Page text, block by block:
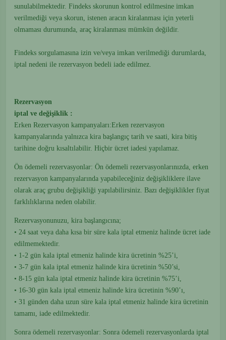
sunulabilmektedir. Findeks skorunun kontrol edilmesine imkan
verilmediği veya skorun, istenen aracın kiralanması için yeterli
olmaması durumunda, araç kiralanması mümkün değildir.
Findeks sorgulamasına izin ve/veya imkan verilmediği durumlarda,
iptal nedeni ile rezervasyon bedeli iade edilmez.
Rezervasyon
iptal ve değişiklik :
Erken Rezervasyon kampanyaları:Erken rezervasyon
kampanyalarında yalnızca kira başlangıç tarih ve saati, kira bitiş
tarihine doğru kısaltılabilir. Hiçbir ücret iadesi yapılamaz.
Ön ödemeli rezervasyonlar: Ön ödemeli rezervasyonlarınızda, erken
rezervasyon kampanyalarında yapabileceğiniz değişikliklere ilave
olarak araç grubu değişikliği yapılabilirsiniz. Bazı değişiklikler fiyat
farklılıklarına neden olabilir.
Rezervasyonunuzu, kira başlangıcına;
• 24 saat veya daha kısa bir süre kala iptal etmeniz halinde ücret iade
edilmemektedir.
• 1-2 gün kala iptal etmeniz halinde kira ücretinin %25’i,
• 3-7 gün kala iptal etmeniz halinde kira ücretinin %50’si,
• 8-15 gün kala iptal etmeniz halinde kira ücretinin %75’i,
• 16-30 gün kala iptal etmeniz halinde kira ücretinin %90’ı,
• 31 günden daha uzun süre kala iptal etmeniz halinde kira ücretinin
tamamı, iade edilmektedir.
Sonra ödemeli rezervasyonlar: Sonra ödemeli rezervasyonlarda iptal